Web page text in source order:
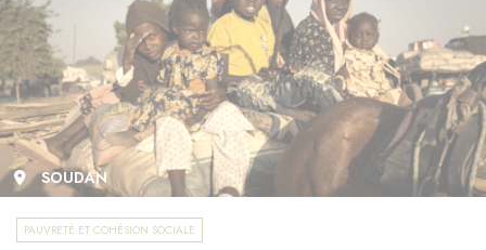
SOUDAN
PAUVRETÉ ET COHÉSION SOCIALE